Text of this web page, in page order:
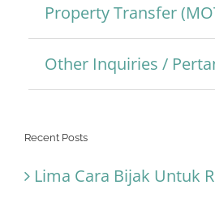
Property Transfer
Other Inquiries /
Recent Posts
Lima Cara Bijak Untuk